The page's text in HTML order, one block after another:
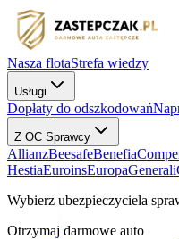
Nasza flotaStrefa wiedzy
Usługi
Dopłaty do odszkodowań
Z OC Sprawcy
AllianzBeesafeBenefia
HestiaEuroinsEuropaGenerali
Wybierz ubezpieczyciela
Otrzymaj darmowe auto